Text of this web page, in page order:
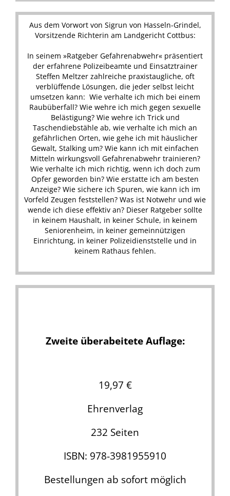
Aus dem Vorwort von Sigrun von Hasseln-Grindel,
Vorsitzende Richterin am Landgericht Cottbus:
In seinem »Ratgeber Gefahrenabwehr« präsentiert
der erfahrene Polizeibeamte und Einsatztrainer
Steffen Meltzer zahlreiche praxistaugliche, oft
verblüffende Lösungen, die jeder selbst leicht
umsetzen kann: Wie verhalte ich mich bei einem
Raubüberfall? Wie wehre ich mich gegen sexuelle
Belästigung? Wie wehre ich Trick und
Taschendiebstähle ab, wie verhalte ich mich an
gefährlichen Orten, wie gehe ich mit häuslicher
Gewalt, Stalking um? Wie kann ich mit einfachen
Mitteln wirkungsvoll Gefahrenabwehr trainieren?
Wie verhalte ich mich richtig, wenn ich doch zum
Opfer geworden bin? Wie erstatte ich am besten
Anzeige? Wie sichere ich Spuren, wie kann ich im
Vorfeld Zeugen feststellen? Was ist Notwehr und wie
wende ich diese effektiv an? Dieser Ratgeber sollte
in keinem Haushalt, in keiner Schule, in keinem
Seniorenheim, in keiner gemeinnützigen
Einrichtung, in keiner Polizeidienststelle und in
keinem Rathaus fehlen.
Zweite überabeitete Auflage:
19,97 €
Ehrenverlag
232 Seiten
ISBN: 978-3981955910
Bestellungen ab sofort möglich